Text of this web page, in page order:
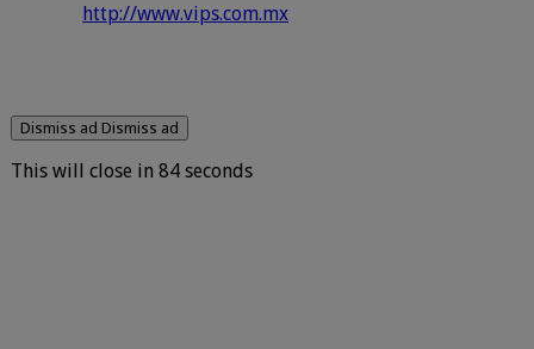
http://www.vips.com.mx
Dismiss ad Dismiss ad
This will close in 83 seconds